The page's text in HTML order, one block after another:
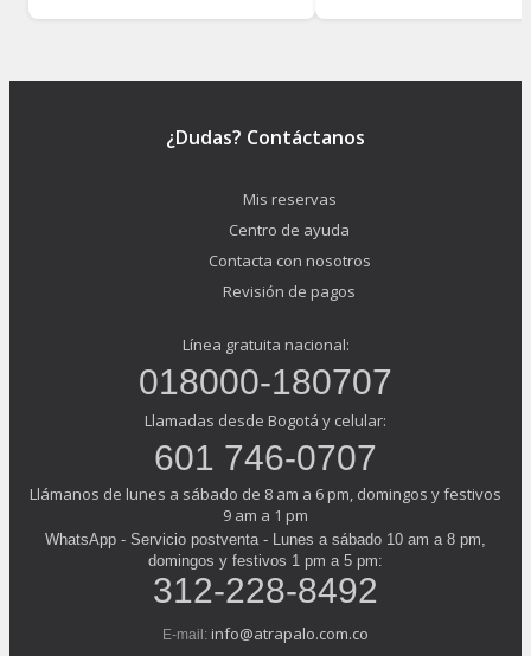
¿Dudas? Contáctanos
Mis reservas
Centro de ayuda
Contacta con nosotros
Revisión de pagos
Línea gratuita nacional:
018000-180707
Llamadas desde Bogotá y celular:
601 746-0707
Llámanos de lunes a sábado de 8 am a 6 pm, domingos y festivos
9 am a 1 pm
WhatsApp - Servicio postventa - Lunes a sábado 10 am a 8 pm,
domingos y festivos 1 pm a 5 pm:
312-228-8492
E-mail: info@atrapalo.com.co